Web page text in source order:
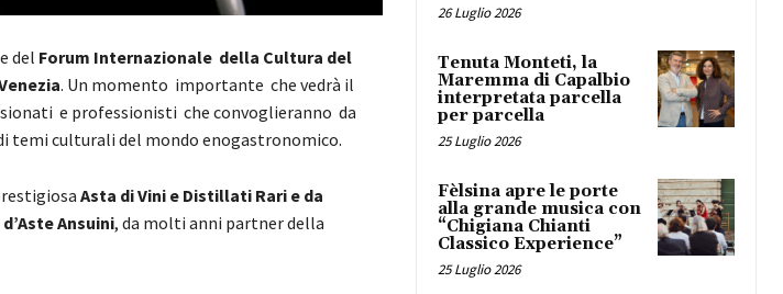
del Forum Internazionale della Cultura del
. Un momento importante che vedrà il
e professionisti che convoglieranno da
temi culturali del mondo enogastronomico.
Asta di Vini e Distillati Rari e da
d’Aste Ansuini, da molti anni partner della
26 Luglio 2026
Tenuta Monteti, la
Maremma di Capalbio
interpretata parcella
per parcella
25 Luglio 2026
Fèlsina apre le porte
alla grande musica con
“Chigiana Chianti
Classico Experience”
25 Luglio 2026